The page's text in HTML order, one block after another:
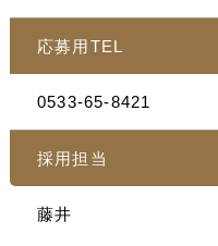
応募用TEL
0533-65-8421
採用担当
藤井